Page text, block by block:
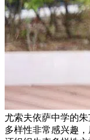
尤索夫依萨中学的
多样性非常感兴趣